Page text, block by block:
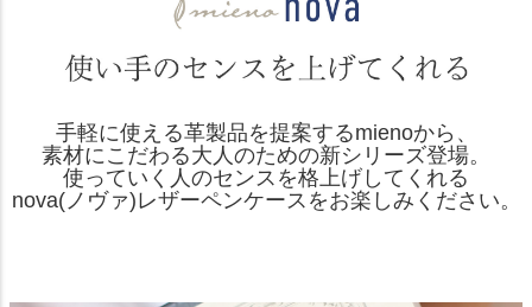
手軽に使える革製品を提案するmienoから、
素材にこだわる大人のための新シリーズ登場。
使っていく人のセンスを格上げしてくれる
nova(ノヴァ)レザーペンケースをお楽しみください。